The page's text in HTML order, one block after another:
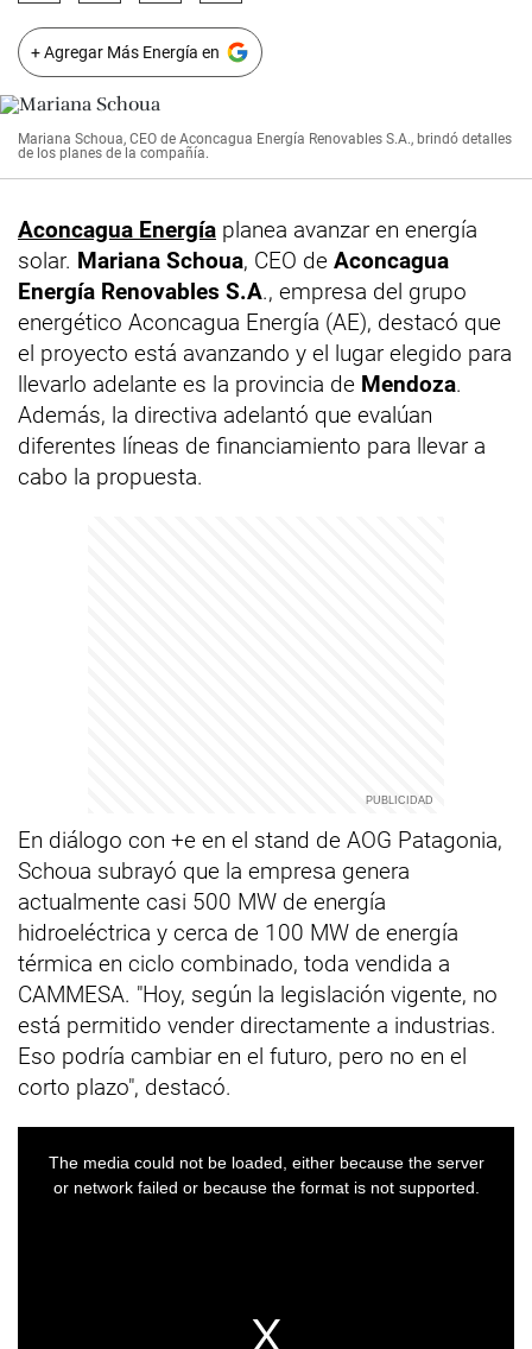
+ Agregar Más Energía en
Mariana Schoua, CEO de Aconcagua Energía Renovables S.A., brindó detalles
de los planes de la compañía.
Aconcagua Energía planea avanzar en energía
solar. Mariana Schoua, CEO de Aconcagua
Energía Renovables S.A., empresa del grupo
energético Aconcagua Energía (AE), destacó que
el proyecto está avanzando y el lugar elegido para
llevarlo adelante es la provincia de Mendoza.
Además, la directiva adelantó que evalúan
diferentes líneas de financiamiento para llevar a
cabo la propuesta.
En diálogo con +e en el stand de AOG Patagonia,
Schoua subrayó que la empresa genera
actualmente casi 500 MW de energía
hidroeléctrica y cerca de 100 MW de energía
térmica en ciclo combinado, toda vendida a
CAMMESA. "Hoy, según la legislación vigente, no
está permitido vender directamente a industrias.
Eso podría cambiar en el futuro, pero no en el
corto plazo", destacó.